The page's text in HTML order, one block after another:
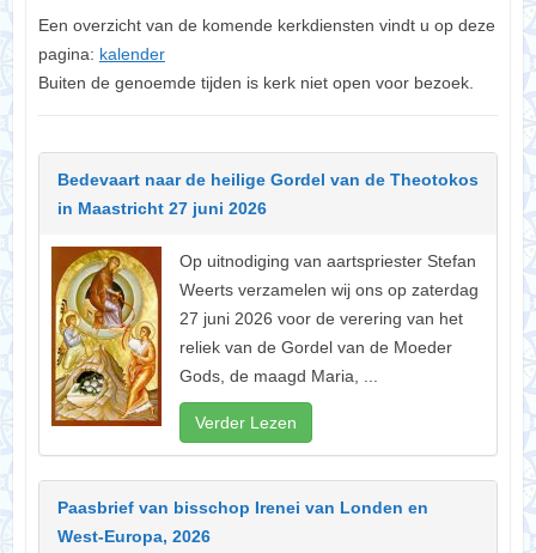
Een overzicht van de komende kerkdiensten vindt u op deze
pagina: kalender
Buiten de genoemde tijden is kerk niet open voor bezoek.
Bedevaart naar de heilige Gordel van de Theotokos
in Maastricht 27 juni 2026
Op uitnodiging van aartspriester Stefan
Weerts verzamelen wij ons op zaterdag
27 juni 2026 voor de verering van het
reliek van de Gordel van de Moeder
Gods, de maagd Maria, ...
Verder Lezen
Paasbrief van bisschop Irenei van Londen en
West-Europa, 2026